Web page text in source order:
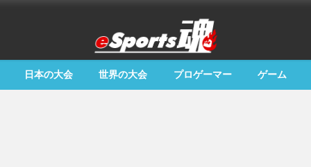
日本の大会 世界の大会 プロゲーマー ゲーム